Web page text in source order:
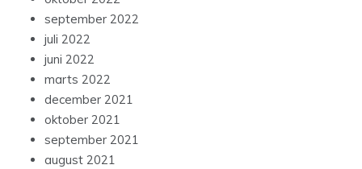
september 2022
juli 2022
juni 2022
marts 2022
december 2021
oktober 2021
september 2021
august 2021